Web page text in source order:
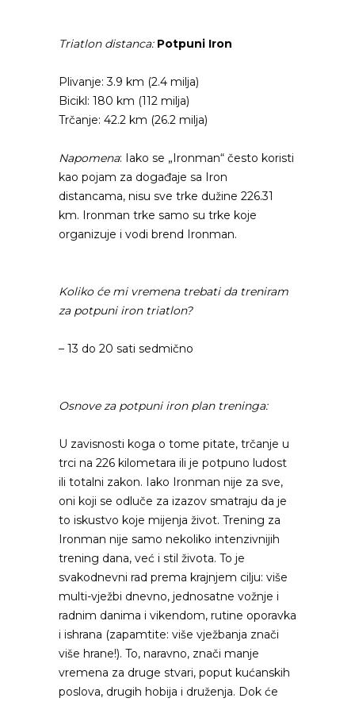
Triatlon distanca: Potpuni Iron
Plivanje: 3.9 km (2.4 milja)
Bicikl: 180 km (112 milja)
Trčanje: 42.2 km (26.2 milja)
Napomena: Iako se „Ironman“ često koristi
kao pojam za događaje sa Iron
distancama, nisu sve trke dužine 226.31
km. Ironman trke samo su trke koje
organizuje i vodi brend Ironman.
Koliko će mi vremena trebati da treniram
za potpuni iron triatlon?
– 13 do 20 sati sedmično
Osnove za potpuni iron plan treninga:
U zavisnosti koga o tome pitate, trčanje u
trci na 226 kilometara ili je potpuno ludost
ili totalni zakon. Iako Ironman nije za sve,
oni koji se odluče za izazov smatraju da je
to iskustvo koje mijenja život. Trening za
Ironman nije samo nekoliko intenzivnijih
trening dana, već i stil života. To je
svakodnevni rad prema krajnjem cilju: više
multi-vježbi dnevno, jednosatne vožnje i
radnim danima i vikendom, rutine oporavka
i ishrana (zapamtite: više vježbanja znači
više hrane!). To, naravno, znači manje
vremena za druge stvari, poput kućanskih
poslova, drugih hobija i druženja. Dok će